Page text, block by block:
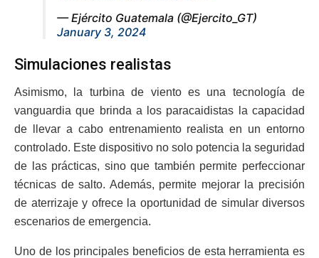
— Ejército Guatemala (@Ejercito_GT)
January 3, 2024
Simulaciones realistas
Asimismo, la turbina de viento es una tecnología de
vanguardia que brinda a los paracaidistas la capacidad
de llevar a cabo entrenamiento realista en un entorno
controlado. Este dispositivo no solo potencia la seguridad
de las prácticas, sino que también permite perfeccionar
técnicas de salto. Además, permite mejorar la precisión
de aterrizaje y ofrece la oportunidad de simular diversos
escenarios de emergencia.
Uno de los principales beneficios de esta herramienta es